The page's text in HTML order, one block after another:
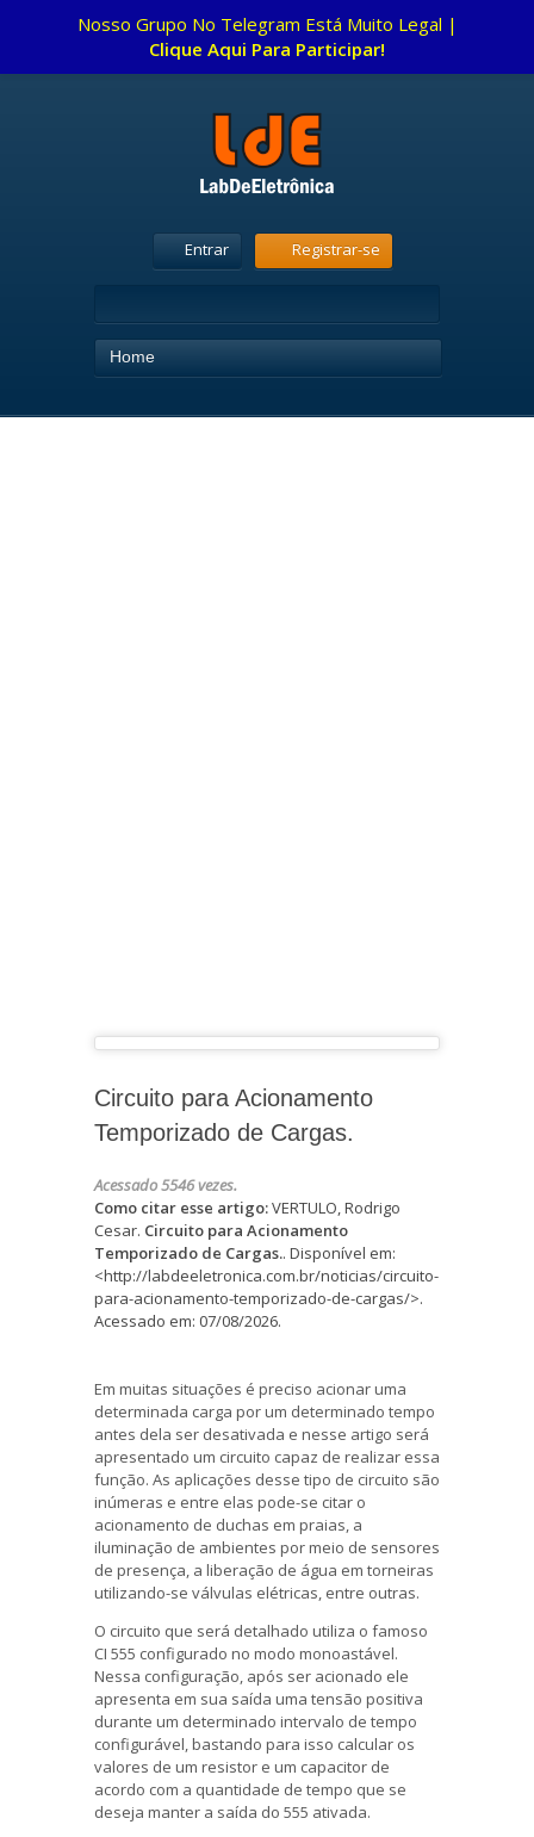
Entrar Registrar-se
Home
Circuito para Acionamento
Temporizado de Cargas.
Acessado 5546 vezes.
Como citar esse artigo:VERTULO, Rodrigo
Cesar. Circuito para Acionamento
Temporizado de Cargas.. Disponível em:
<http://labdeeletronica.com.br/noticias/circuito-
para-acionamento-temporizado-de-cargas/>.
Acessado em: 07/08/2026.
Em muitas situações é preciso acionar uma
determinada carga por um determinado tempo
antes dela ser desativada e nesse artigo será
apresentado um circuito capaz de realizar essa
função. As aplicações desse tipo de circuito são
inúmeras e entre elas pode-se citar o
acionamento de duchas em praias, a
iluminação de ambientes por meio de sensores
de presença, a liberação de água em torneiras
utilizando-se válvulas elétricas, entre outras.
O circuito que será detalhado utiliza o famoso
CI 555 configurado no modo monoastável.
Nessa configuração, após ser acionado ele
apresenta em sua saída uma tensão positiva
durante um determinado intervalo de tempo
configurável, bastando para isso calcular os
valores de um resistor e um capacitor de
acordo com a quantidade de tempo que se
deseja manter a saída do 555 ativada.
Nosso Grupo No Telegram Está Muito Legal |
Clique Aqui Para Participar!